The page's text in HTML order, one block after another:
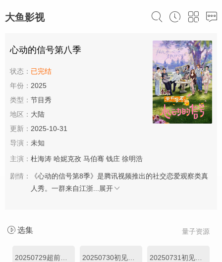
大鱼影视
心动的信号第八季
状态： 已完结
年份： 2025
类型： 节目秀
地区： 大陆
更新： 2025-10-31
导演： 未知
主演： 杜海涛 哈妮克孜 马伯骞 钱庄 徐明浩
剧情：
《心动的信号第8季》是腾讯视频推出的社交恋爱观察类真
人秀。一群来自江浙...
展开
量子资源
选集
20250730初见旅行篇上 20250731初见旅行篇下